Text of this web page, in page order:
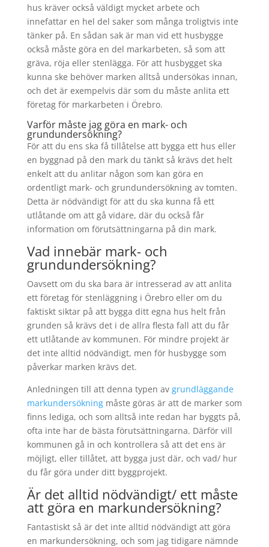
hus kräver också väldigt mycket arbete och
innefattar en hel del saker som många troligtvis inte
tänker på. En sådan sak är man vid ett husbygge
också måste göra en del markarbeten, så som att
gräva, röja eller stenlägga. För att husbygget ska
kunna ske behöver marken alltså undersökas innan,
och det är exempelvis där som du måste anlita ett
företag för markarbeten i Örebro.
Varför måste jag göra en mark- och
grundundersökning?
För att du ens ska få tillåtelse att bygga ett hus eller
en byggnad på den mark du tänkt så krävs det helt
enkelt att du anlitar någon som kan göra en
ordentligt mark- och grundundersökning av tomten.
Detta är nödvändigt för att du ska kunna få ett
utlåtande om att gå vidare, där du också får
information om förutsättningarna på din mark.
Vad innebär mark- och
grundundersökning?
Oavsett om du ska bara är intresserad av att anlita
ett företag för stenläggning i Örebro eller om du
faktiskt siktar på att bygga ditt egna hus helt från
grunden så krävs det i de allra flesta fall att du får
ett utlåtande av kommunen. För mindre projekt är
det inte alltid nödvändigt, men för husbygge som
påverkar marken krävs det.
Anledningen till att denna typen av grundläggande
markundersökningmåste göras är att de marker som
finns lediga, och som alltså inte redan har byggts på,
ofta inte har de bästa förutsättningarna. Därför vill
kommunen gå in och kontrollera så att det ens är
möjligt, eller tillåtet, att bygga just där, och vad/ hur
du får göra under ditt byggprojekt.
Är det alltid nödvändigt/ ett måste
att göra en markundersökning?
Fantastiskt så är det inte alltid nödvändigt att göra
en markundersökning, och som jag tidigare nämnde